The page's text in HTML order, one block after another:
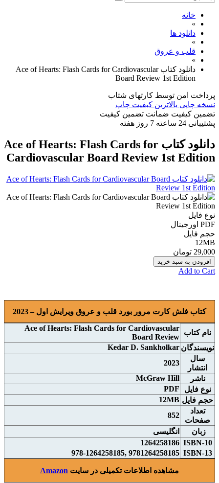
خانه
»
دانلود ها
»
قلب و عروق
»
دانلود کتاب Ace of Hearts: Flash Cards for Cardiovascular
Board Review 1st Edition
پرداخت امن توسط کارتهای شتاب
نسخه چاپی بالاترین کبفیت چاپ
تضمین کیفیت ضمانت تضمین کیفیت
پشتیبانی 24 ساعته 7 روز هفته
دانلود کتاب Ace of Hearts: Flash Cards for
Cardiovascular Board Review 1st Edition
نوع فایل
PDF اورجينال
حجم فایل
12MB
29,000 تومان
افزودن به سبد خرید
Add to Cart
کتاب فلش کارت‌ مرور بورد قلب و عروق ویرایش اول – 2023
نام کتاب
Ace of Hearts: Flash Cards for Cardiovascular
Board Review
نويسندگان Kedar D. Sankholkar
سال
انتشار
2023
ناشر
McGraw Hill
نوع فايل
PDF
حجم فايل 12MB
تعداد
صفحات
852
زبان
انگلیسی
ISBN-10
1264258186
ISBN-13
9781264258185 ,978-1264258185
مشاهده اطلاعات تکمیلی در سایت Amazon